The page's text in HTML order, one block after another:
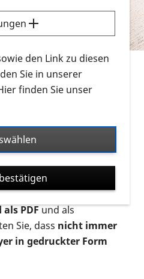
nach Infonmaterial
bzw. herunterladen
dieErklärvideos zum
PRO RETINA-Website
Menschen an.
sämtliches Infomaterial
um ausschließlich
Audios oder Videos zu
und Broschüren werden in
angeboten: zur
als gedruckte Variante
PDFund als
Sie, dass nicht immer
in gedruckter Form
den Link zu diesen
Sie in unserer
finden Sie unser